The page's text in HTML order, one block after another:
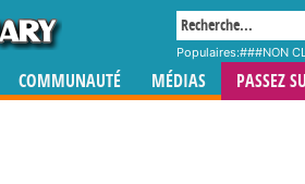
Populaires:###NON
COMMUNAUTÉ MÉDIAS PASSEZ